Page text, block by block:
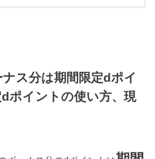
ス分は期間限定dポイ
ポイントの使い方、現